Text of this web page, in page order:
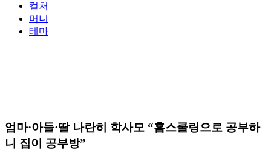
컬처
머니
테마
엄마·아들·딸 나란히 학사모 “홈스쿨링으로 공부하
니 집이 공부방”